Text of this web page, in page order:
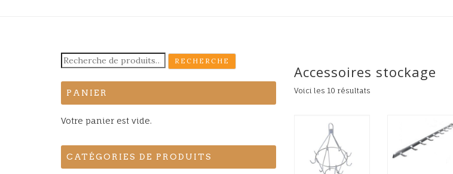
Accessoires stockage
Voici les 10 résultats
Recherche
pour :
RECHERCHE
PANIER
Votre panier est vide.
CATÉGORIES DE PRODUITS